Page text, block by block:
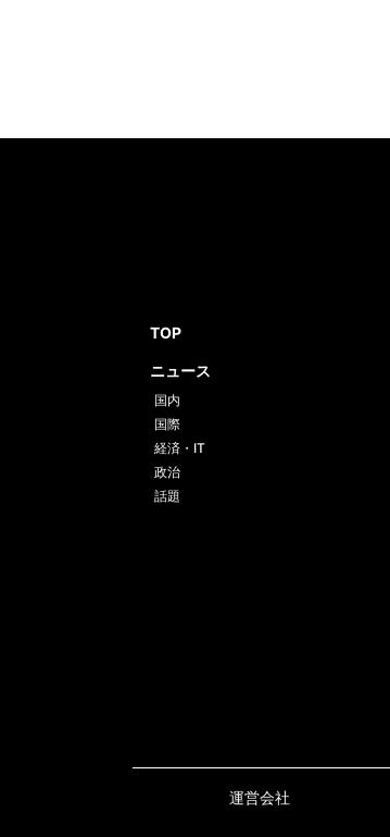
TOP
ニュース
国内
国際
経済・IT
政治
話題
運営会社